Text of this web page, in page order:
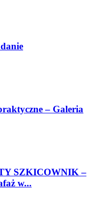
– Galeria
SZKICOWNIK –
w...